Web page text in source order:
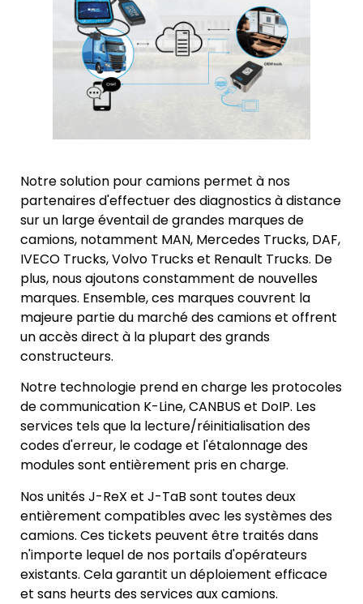
Notre solution pour camions permet à nos
partenaires d'effectuer des diagnostics à distance
sur un large éventail de grandes marques de
camions, notamment MAN, Mercedes Trucks, DAF,
IVECO Trucks, Volvo Trucks et Renault Trucks. De
plus, nous ajoutons constamment de nouvelles
marques. Ensemble, ces marques couvrent la
majeure partie du marché des camions et offrent
un accès direct à la plupart des grands
constructeurs.
Notre technologie prend en charge les protocoles
de communication K-Line, CANBUS et DoIP. Les
services tels que la lecture/réinitialisation des
codes d'erreur, le codage et l'étalonnage des
modules sont entièrement pris en charge.
Nos unités J-ReX et J-TaB sont toutes deux
entièrement compatibles avec les systèmes des
camions. Ces tickets peuvent être traités dans
n'importe lequel de nos portails d'opérateurs
existants. Cela garantit un déploiement efficace
et sans heurts des services aux camions.